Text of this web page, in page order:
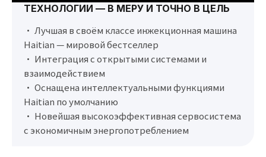
ТЕХНОЛОГИИ — В МЕРУ И ТОЧНО В ЦЕЛЬ
• Лучшая в своём классе инжекционная машина
Haitian — мировой бестселлер
• Интеграция с открытыми системами и
взаимодействием
• Оснащена интеллектуальными функциями
Haitian по умолчанию
• Новейшая высокоэффективная сервосистема
с экономичным энергопотреблением